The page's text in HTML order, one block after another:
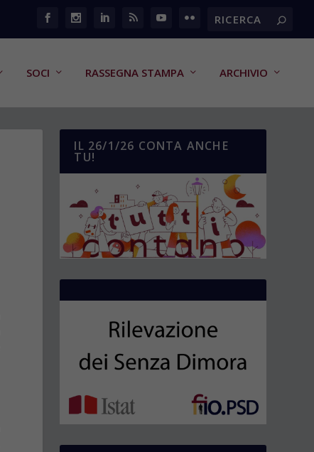
SOCI RASSEGNA STAMPA ARCHIVIO
IL 26/1/26 CONTA ANCHE
TU!